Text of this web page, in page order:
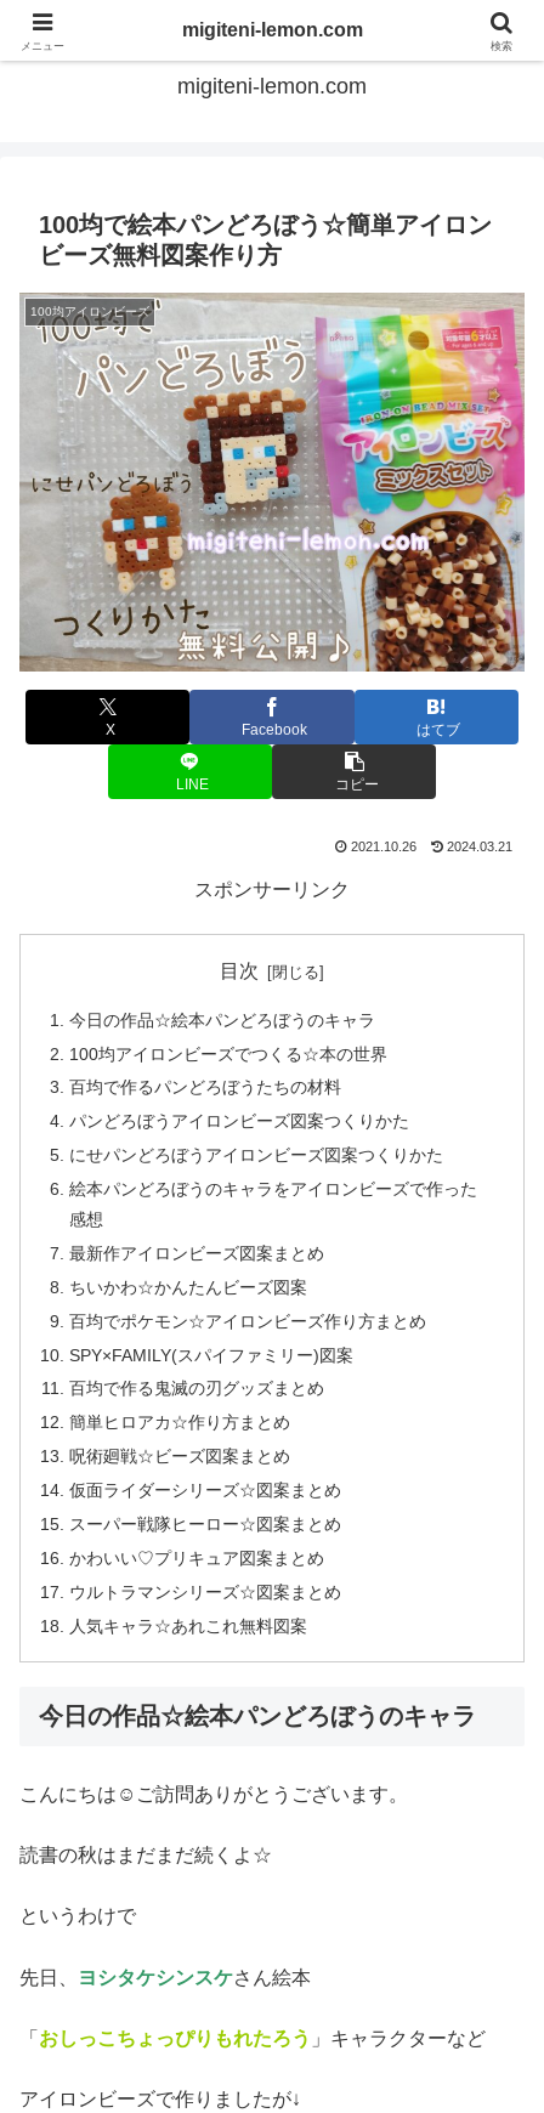
てのひらアイロンビーズ
migiteni-lemon.com
100均で絵本パンどろぼう☆簡単アイロン
ビーズ無料図案作り方
100均アイロンビーズ
X Facebook はてブ
LINE コピー
2021.10.26 2024.03.21
スポンサーリンク
目次
今日の作品☆絵本パンどろぼうのキャラ
100均アイロンビーズでつくる☆本の世界
百均で作るパンどろぼうたちの材料
パンどろぼうアイロンビーズ図案つくりかた
にせパンどろぼうアイロンビーズ図案つくりかた
絵本パンどろぼうのキャラをアイロンビーズで作った
感想
最新作アイロンビーズ図案まとめ
ちいかわ☆かんたんビーズ図案
百均でポケモン☆アイロンビーズ作り方まとめ
SPY×FAMILY(スパイファミリー)図案
百均で作る鬼滅の刃グッズまとめ
簡単ヒロアカ☆作り方まとめ
呪術廻戦☆ビーズ図案まとめ
仮面ライダーシリーズ☆図案まとめ
スーパー戦隊ヒーロー☆図案まとめ
かわいい♡プリキュア図案まとめ
ウルトラマンシリーズ☆図案まとめ
人気キャラ☆あれこれ無料図案
今日の作品☆絵本パンどろぼうのキャラ
こんにちは☺ご訪問ありがとうございます。
読書の秋はまだまだ続くよ☆
というわけで
先日、 ヨシタケシンスケさん絵本
「 おしっこちょっぴりもれたろう 」キャラクターなど
アイロンビーズで作りましたが↓
メニュー
migiteni-lemon.com
検索